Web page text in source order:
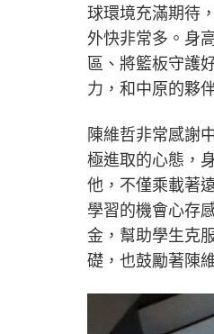
球環境充滿期待
外快非常多。身
區、將籃板守護
力，和中原的夥
陳維哲非常感謝
極進取的心態，
他，不僅乘載著
學習的機會心存
金，幫助學生克
礎，也鼓勵著陳